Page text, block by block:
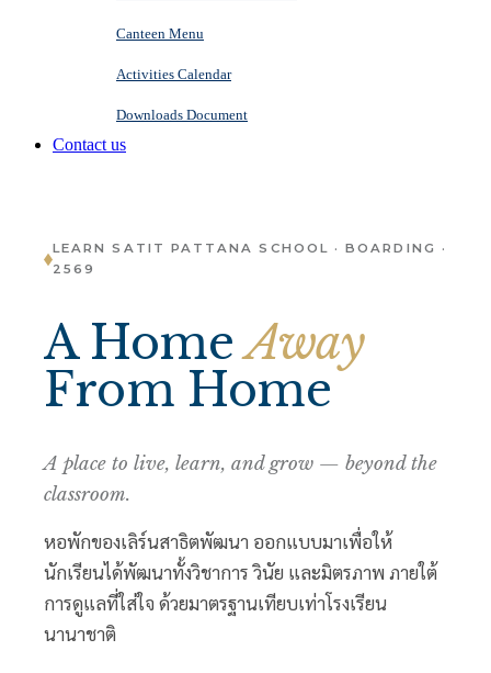
Canteen Menu
Activities Calendar
Downloads Document
Contact us
LEARN SATIT PATTANA SCHOOL · BOARDING ·
2569
A HomeAway
From Home
A place to live, learn, and grow — beyond the
classroom.
หอพักของเลิร์นสาธิตพัฒนา ออกแบบมาเพื่อให้
นักเรียนได้พัฒนาทั้งวิชาการ วินัย และมิตรภาพ ภายใต้
การดูแลที่ใส่ใจ ด้วยมาตรฐานเทียบเท่าโรงเรียน
นานาชาติ